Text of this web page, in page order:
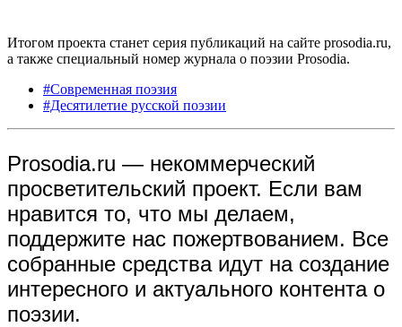
Итогом проекта станет серия публикаций на сайте prosodia.ru,
а также специальный номер журнала о поэзии Prosodia.
#Современная поэзия
#Десятилетие русской поэзии
Prosodia.ru — некоммерческий
просветительский проект. Если вам
нравится то, что мы делаем,
поддержите нас пожертвованием. Все
собранные средства идут на создание
интересного и актуального контента о
поэзии.